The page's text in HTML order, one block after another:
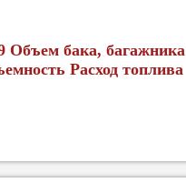
Объем бака, багажника
Расход топлива